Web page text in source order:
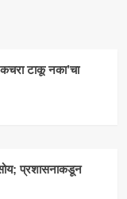
टाकू नका’चा
प्रशासनाकडून